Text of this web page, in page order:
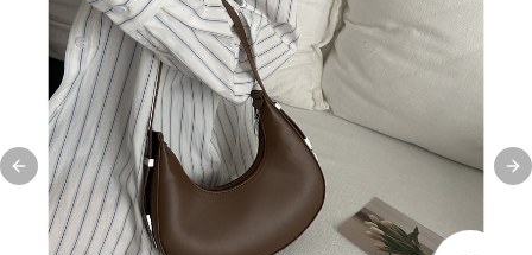
Previous slide